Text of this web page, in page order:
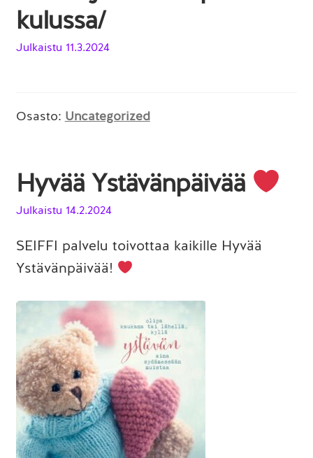
kulussa/
Julkaistu 11.3.2024
Osasto: Uncategorized
Hyvää Ystävänpäivää
Julkaistu 14.2.2024
SEIFFI palvelu toivottaa kaikille Hyvää
Ystävänpäivää!